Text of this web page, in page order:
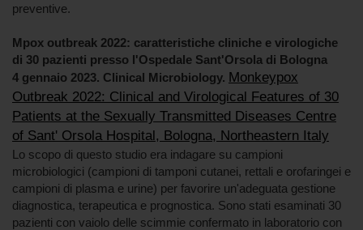
preventive.
Mpox outbreak 2022: caratteristiche cliniche e virologiche
di 30 pazienti presso l'Ospedale Sant'Orsola di Bologna
4 gennaio 2023. Clinical Microbiology. Monkeypox
Outbreak 2022: Clinical and Virological Features of 30
Patients at the Sexually Transmitted Diseases Centre
of Sant' Orsola Hospital, Bologna, Northeastern Italy
Lo scopo di questo studio era indagare su campioni
microbiologici (campioni di tamponi cutanei, rettali e orofaringei e
campioni di plasma e urine) per favorire un'adeguata gestione
diagnostica, terapeutica e prognostica. Sono stati esaminati 30
pazienti con vaiolo delle scimmie confermato in laboratorio con